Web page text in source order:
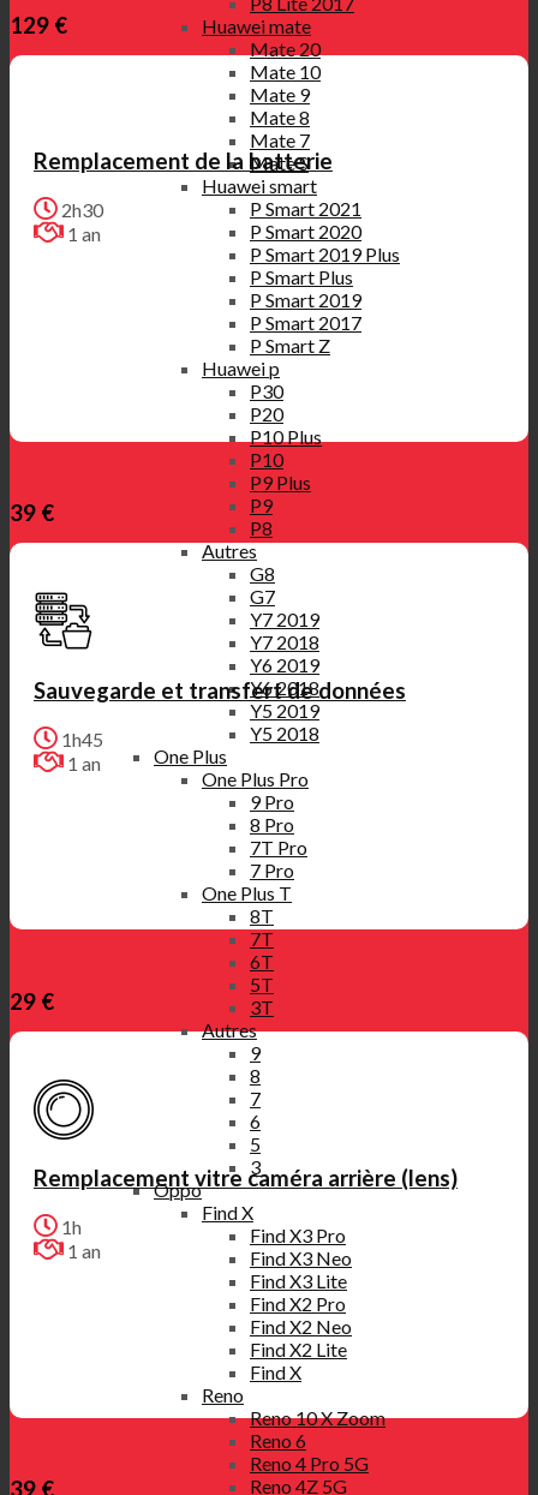
Huawei mate
Mate 20
Mate 10
Mate 9
Mate 8
Mate 7
Mate S
Huawei smart
P Smart 2021
P Smart 2020
P Smart 2019 Plus
P Smart Plus
P Smart 2019
P Smart 2017
P Smart Z
Huawei p
P30
P20
P10 Plus
P10
P9 Plus
P9
P8
Autres
G8
G7
Y7 2019
Y7 2018
Y6 2019
Y6 2018
Y5 2019
Y5 2018
One Plus
One Plus Pro
9 Pro
8 Pro
7T Pro
7 Pro
One Plus T
8T
7T
6T
5T
3T
Autres
9
8
7
6
5
3
Oppo
Find X
Find X3 Pro
Find X3 Neo
Find X3 Lite
Find X2 Pro
Find X2 Neo
Find X2 Lite
Find X
Reno
Reno 10 X Zoom
Reno 6
Reno 4 Pro 5G
Reno 4Z 5G
129 €
Remplacement de la batterie
2h30
1 an
39 €
Sauvegarde et transfert de données
1h45
1 an
29 €
Remplacement vitre caméra arrière (lens)
1h
1 an
39 €